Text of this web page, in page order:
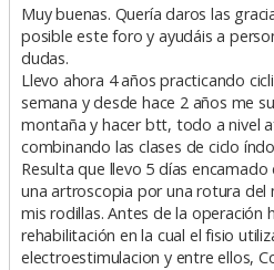
n
s
a
j
Muy buenas. Quería daros las
posible este foro y ayudáis a
dudas.
Llevo ahora 4 años practicando
semana y desde hace 2 años me
montaña y hacer btt, todo a nivel
combinando las clases de ciclo
Resulta que llevo 5 días
una artroscopia por una rotura del
mis rodillas. Antes de la operación
rehabilitación en la cual el fisio
electroestimulacion y entre ellos,